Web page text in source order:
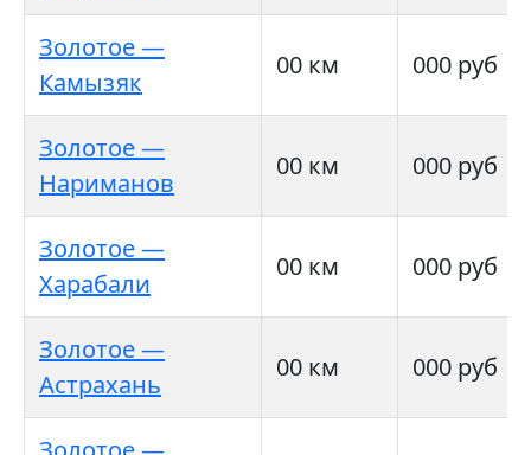
Золотое —
Камызяк
00 км 000 руб
Золотое —
Нариманов
00 км 000 руб
Золотое —
Харабали
00 км 000 руб
Золотое —
Астрахань
00 км 000 руб